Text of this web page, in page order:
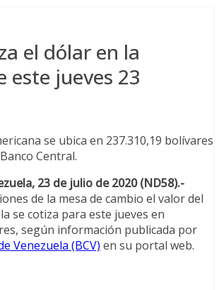
el dólar en la
este jueves 23
se ubica en 237.310,19 bolívares
Central.
23 de julio de 2020 (ND58).-
de la mesa de cambio el valor del
se cotiza para este jueves en
según información publicada por
Venezuela (BCV) en su portal web.